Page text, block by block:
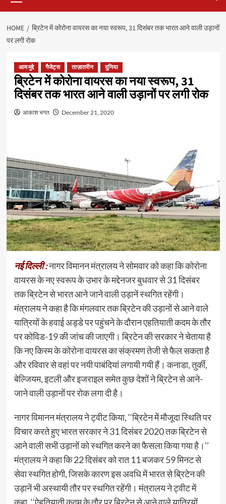
HOME
ब्रिटेन में कोरोना वायरस का नया स्वरूप, 31 दिसंबर तक भारत आने वाली उड़ानों
पर लगी रोक
आम मुद्दे गैजेट्स ताज़ातरीन दुनिया
ब्रिटेन में कोरोना वायरस का नया स्वरूप, 31
दिसंबर तक भारत आने वाली उड़ानों पर लगी रोक
आकाश भगत December 21, 2020
नई दिल्ली :नागर विमानन मंत्रालय ने सोमवार को कहा कि कोरोना
वायरस के नए स्वरूप के उभार के मद्देनजर बुधवार से 31 दिसंबर
तक ब्रिटेन से भारत आने जाने वाली उड़ानें स्थगित रहेंगी।
मंत्रालय ने कहा है कि मंगलवार तक ब्रिटेन की उड़ानों से आने वाले
यात्रियों के हवाई अड्डे पर पहुंचने के दौरान एहतियाती कदम के तौर
पर कोविड-19 की जांच की जाएगी। ब्रिटेन की सरकार ने चेताया है
कि नए किस्म के कोरोना वायरस का संक्रमण तेजी से फैल सकता है
और रविवार से वहां पर नयी पाबंदियां लगायी गयी हैं। कनाडा, तुर्की,
बेल्जियम, इटली और इजराइल समेत कुछ देशों ने ब्रिटेन से आने-
जाने वाली उड़ानों पर रोक लगा दी है।
नागर विमानन मंत्रालय ने ट्वीट किया, ‘‘ब्रिटेन में मौजूदा स्थिति पर
विचार करते हुए भारत सरकार ने 31 दिसंबर 2020 तक ब्रिटेन से
आने वाली सभी उड़ानों को स्थगित करने का फैसला किया गया है।’’
मंत्रालय ने कहा कि 22 दिसंबर को रात 11 बजकर 59 मिनट से
सेवा स्थगित होगी, जिसके कारण इस अवधि में भारत से ब्रिटेन की
उड़ानें भी अस्थायी तौर पर स्थगित रहेंगी। मंत्रालय ने ट्वीट में